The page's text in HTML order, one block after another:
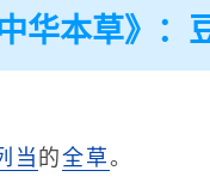
中华本草》：
当 的全草。